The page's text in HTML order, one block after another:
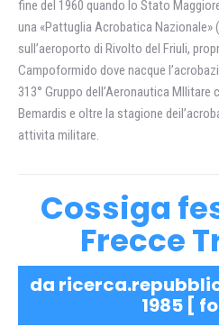
fine del 1960 quando lo Stato
una «Pattuglia Acrobatica Nazionale»
sull’aeroporto di Rivolto del Friuli,
Campoformido dove nacque
313° Gruppo dell’Aeronautica
Bemardis e oltre la stagione
attivita militare.
Cossiga
Frecce
da
1985 [